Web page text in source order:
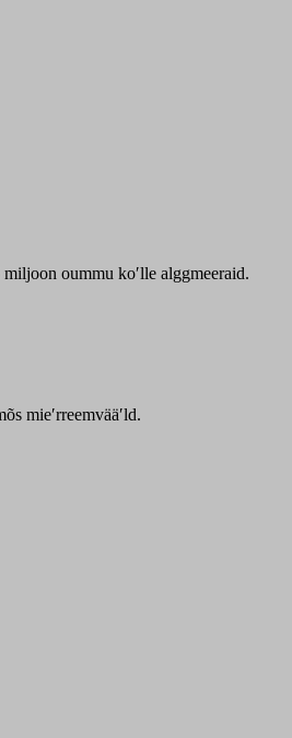
miljoon oummu koʹlle alggmeeraid.
mieʹrreemvääʹld.